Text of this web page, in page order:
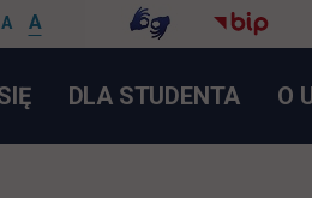
A A
LINK OTWIERA SIĘ W
DLA STUDENTA O